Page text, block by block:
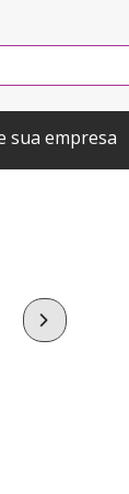
sua empresa